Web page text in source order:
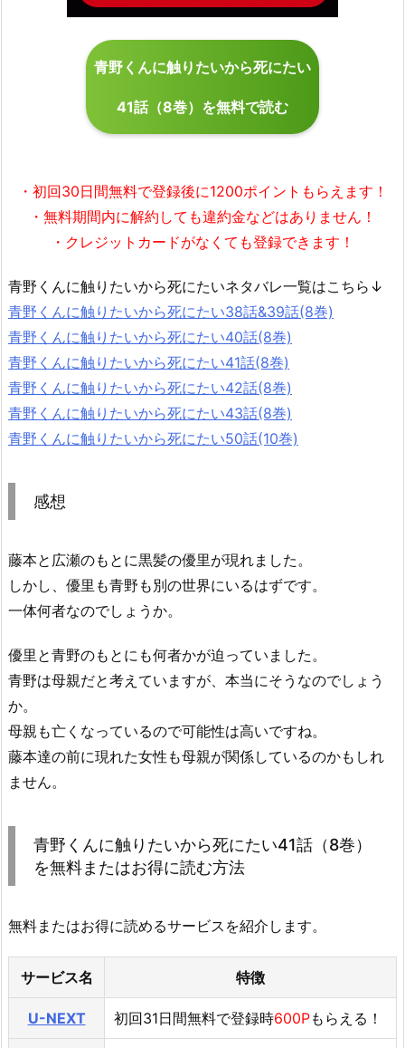
青野くんに触りたいから死にたい
41話（8巻）を無料で読む
・初回30日間無料で登録後に1200ポイント もらえます！
・無料期間内に解約しても違約金などはありません！
・クレジットカードがなくても登録できます！
青野くんに触りたいから死にたいネタバレ一覧はこちら↓
青野くんに触りたいから死にたい38話&39話(8巻)
青野くんに触りたいから死にたい40話(8巻)
青野くんに触りたいから死にたい41話(8巻)
青野くんに触りたいから死にたい42話(8巻)
青野くんに触りたいから死にたい43話(8巻)
青野くんに触りたいから死にたい50話(10巻)
感想
藤本と広瀬のもとに黒髪の優里が現れました。
しかし、優里も青野も別の世界にいるはずです。
一体何者なのでしょうか。
優里と青野のもとにも何者かが迫っていました。
青野は母親だと考えていますが、本当にそうなのでしょう
か。
母親も亡くなっているので可能性は高いですね。
藤本達の前に現れた女性も母親が関係しているのかもしれ
ません。
青野くんに触りたいから死にたい41話（8巻）
を無料またはお得に読む方法
無料またはお得に読めるサービスを紹介します。
サービス名 特徴
U-NEXT 初回31日間無料で登録時600Pもらえる！